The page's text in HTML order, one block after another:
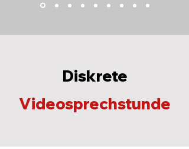
Diskrete
Videosprechstunde